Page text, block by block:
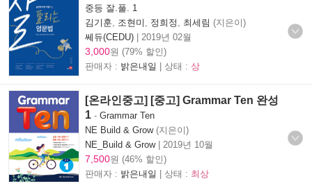
중등 잘.풀. 1
김기훈
조현미 정희정 최세림 (지은이)
쎄듀(CEDU) | 2019년 02월
3,000원 (79% 할인)
판매자 : 밝은내일 | 상태 : 상
[온라인중고] [중고] Grammar Ten 완성
1 - Grammar Ten
NE Build & Grow(지은이)
NE_Build & Grow| 2019년 10월
7,500원 (46% 할인)
판매자 : 밝은내일 | 상태 : 최상